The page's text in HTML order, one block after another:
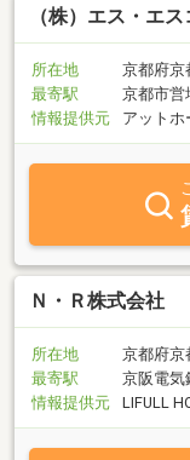
（株）エス・エ
所在地
京都府京
最寄駅
京都市営
情報提供元
アットホ
Ｎ・Ｒ株式会社
所在地
京都府京
最寄駅
京阪電気
情報提供元
LIFULL